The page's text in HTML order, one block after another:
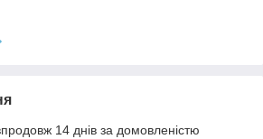
14 днів за домовленістю